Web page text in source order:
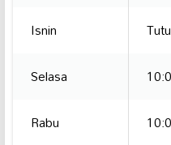
Isnin
Selasa
Rabu